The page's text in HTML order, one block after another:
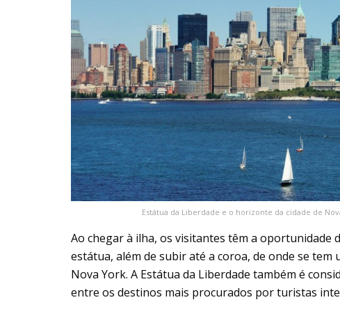
Estátua da Liberdade e o horizonte da cidade de
Ao chegar à ilha, os visitantes têm a oportunidade
estátua, além de subir até a coroa, de onde se
Nova York. A Estátua da Liberdade também é
entre os destinos mais procurados por turistas